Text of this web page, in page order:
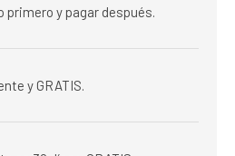
primero y pagar después.
y GRATIS.